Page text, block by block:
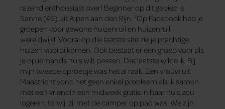
razend enthousiast over! Beginner op dit gebied is
Sanne (49) uit Alpen aan den Rijn. “Op Facebook heb je
groepen voor gewone huizenruil en huizenruil
wereldwijd. Vooral op die laatste site zie je prachtige
huizen voorbijkomen. Ook bestaat er een groep voor als
je op iemands huis wilt passen. Dat laatste wilde ik. Bij
mijn tweede oproepje was het al raak. Een vrouw uit
Maastricht vond het geen enkel probleem als ik samen
met een vriendin een midweek gratis in haar huis zou
logeren, terwijl zij met de camper op pad was. We zijn